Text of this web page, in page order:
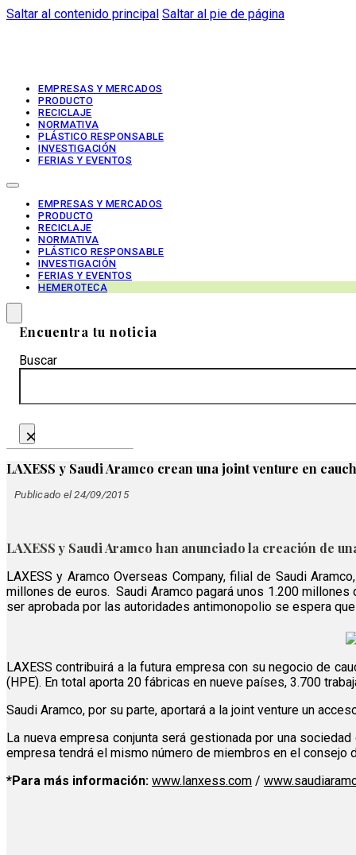
Saltar al contenido principal Saltar al pie de página
EMPRESAS Y MERCADOS
PRODUCTO
RECICLAJE
NORMATIVA
PLÁSTICO RESPONSABLE
INVESTIGACIÓN
FERIAS Y EVENTOS
EMPRESAS Y MERCADOS
PRODUCTO
RECICLAJE
NORMATIVA
PLÁSTICO RESPONSABLE
INVESTIGACIÓN
FERIAS Y EVENTOS
HEMEROTECA
Encuentra tu noticia
Buscar
×
LAXESS y Saudi Aramco crean una joint venture en
Publicado el 24/09/2015
LAXESS y Saudi Aramco han anunciado la creación de
LAXESS y Aramco Overseas Company, filial de Saudi
millones de euros. Saudi Aramco pagará unos 1.200
ser aprobada por las autoridades antimonopolio se espera
LAXESS contribuirá a la futura empresa con su negocio de
(HPE). En total aporta 20 fábricas en nueve países, 3.700
Saudi Aramco, por su parte, aportará a la joint venture un
La nueva empresa conjunta será gestionada por una
empresa tendrá el mismo número de miembros en el consejo
*Para más información: www.lanxess.com /